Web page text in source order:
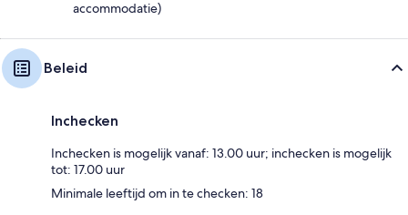
accommodatie)
Beleid
Inchecken
Inchecken is mogelijk vanaf: 13.00 uur; inchecken is mogelijk
tot: 17.00 uur
Minimale leeftijd om in te checken: 18